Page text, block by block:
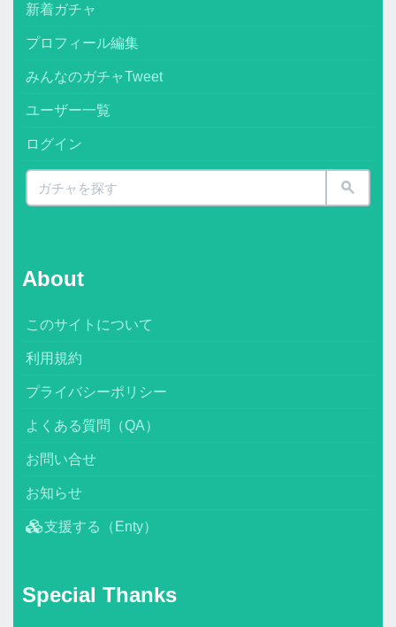
新着ガチャ
プロフィール編集
みんなのガチャTweet
ユーザー一覧
ログイン
About
このサイトについて
利用規約
プライバシーポリシー
よくある質問（QA）
お問い合せ
お知らせ
支援する（Enty）
Special Thanks